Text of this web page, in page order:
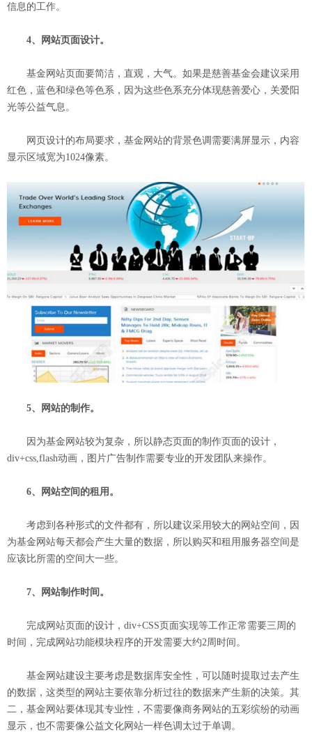
信息的工作。
4、网站页面设计。
基金网站页面要简洁，直观，大气。如果是慈善基金会建议采用
红色，蓝色和绿色等色系，因为这些色系充分体现慈善爱心，关爱阳
光等公益气息。
网页设计的布局要求，基金网站的背景色调需要满屏显示，内容
显示区域宽为1024像素。
5、网站的制作。
因为基金网站较为复杂，所以静态页面的制作页面的设计，
div+css,flash动画，图片广告制作需要专业的开发团队来操作。
6、网站空间的租用。
考虑到各种形式的文件都有，所以建议采用较大的网站空间，因
为基金网站每天都会产生大量的数据，所以购买和租用服务器空间是
应该比所需的空间大一些。
7、网站制作时间。
完成网站页面的设计，div+CSS页面实现等工作正常需要三周的
时间，完成网站功能模块程序的开发需要大约2周时间。
基金网站建设主要考虑是数据库安全性，可以随时提取过去产生
的数据，这类型的网站主要依靠分析过往的数据来产生新的决策。其
二，基金网站要体现其专业性，不需要像商务网站的五彩缤纷的动画
显示，也不需要像公益文化网站一样色调太过于单调。